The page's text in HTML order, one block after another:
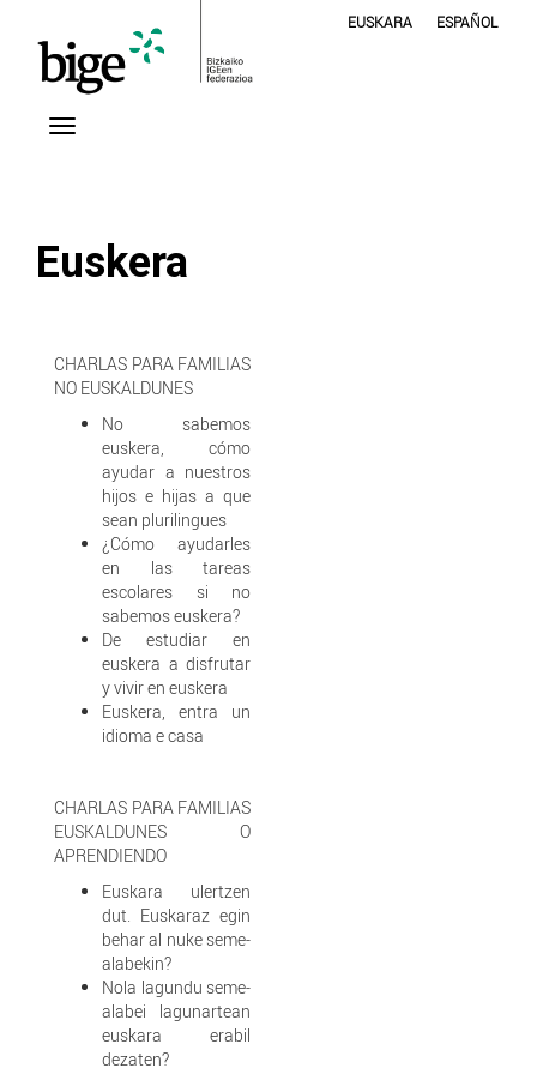
EUSKARA ESPAÑOL
Euskera
CHARLAS PARA FAMILIAS
NO EUSKALDUNES
No sabemos
euskera, cómo
ayudar a nuestros
hijos e hijas a que
sean plurilingues
¿Cómo ayudarles
en las tareas
escolares si no
sabemos euskera?
De estudiar en
euskera a disfrutar
y vivir en euskera
Euskera, entra un
idioma e casa
CHARLAS PARA FAMILIAS
EUSKALDUNES O
APRENDIENDO
Euskara ulertzen
dut. Euskaraz egin
behar al nuke seme-
alabekin?
Nola lagundu seme-
alabei lagunartean
euskara erabil
dezaten?